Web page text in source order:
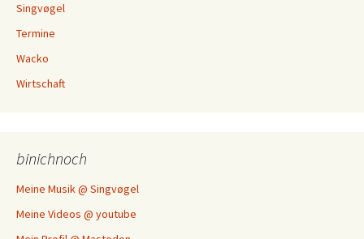
Singvøgel
Termine
Wacko
Wirtschaft
binichnoch
Meine Musik @ Singvøgel
Meine Videos @ youtube